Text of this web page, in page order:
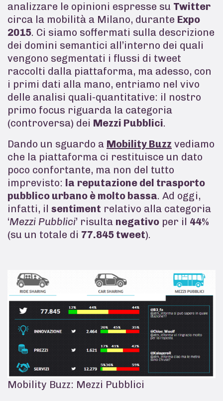
analizzare le opinioni espresse su Twitter
circa la mobilità a Milano, durante Expo
2015. Ci siamo soffermati sulla descrizione
dei domini semantici all’interno dei quali
vengono segmentati i flussi di tweet
raccolti dalla piattaforma, ma adesso, con
i primi dati alla mano, entriamo nel vivo
delle analisi quali-quantitative: il nostro
primo focus riguarda la categoria
(controversa) dei Mezzi Pubblici.
Dando un sguardo a Mobility Buzz vediamo
che la piattaforma ci restituisce un dato
poco confortante, ma non del tutto
imprevisto: la reputazione del trasporto
pubblico urbano è molto bassa. Ad oggi,
infatti, il sentiment relativo alla categoria
‘Mezzi Pubblici’ risulta negativo per il 44%
(su un totale di 77.845 tweet).
Mobility Buzz: Mezzi Pubblici